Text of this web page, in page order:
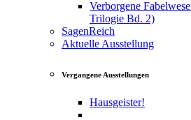
Verborgene
Trilogie Bd. 2)
SagenReich
Aktuelle Ausstellung
Vergangene Ausstellungen
Hausgeister!